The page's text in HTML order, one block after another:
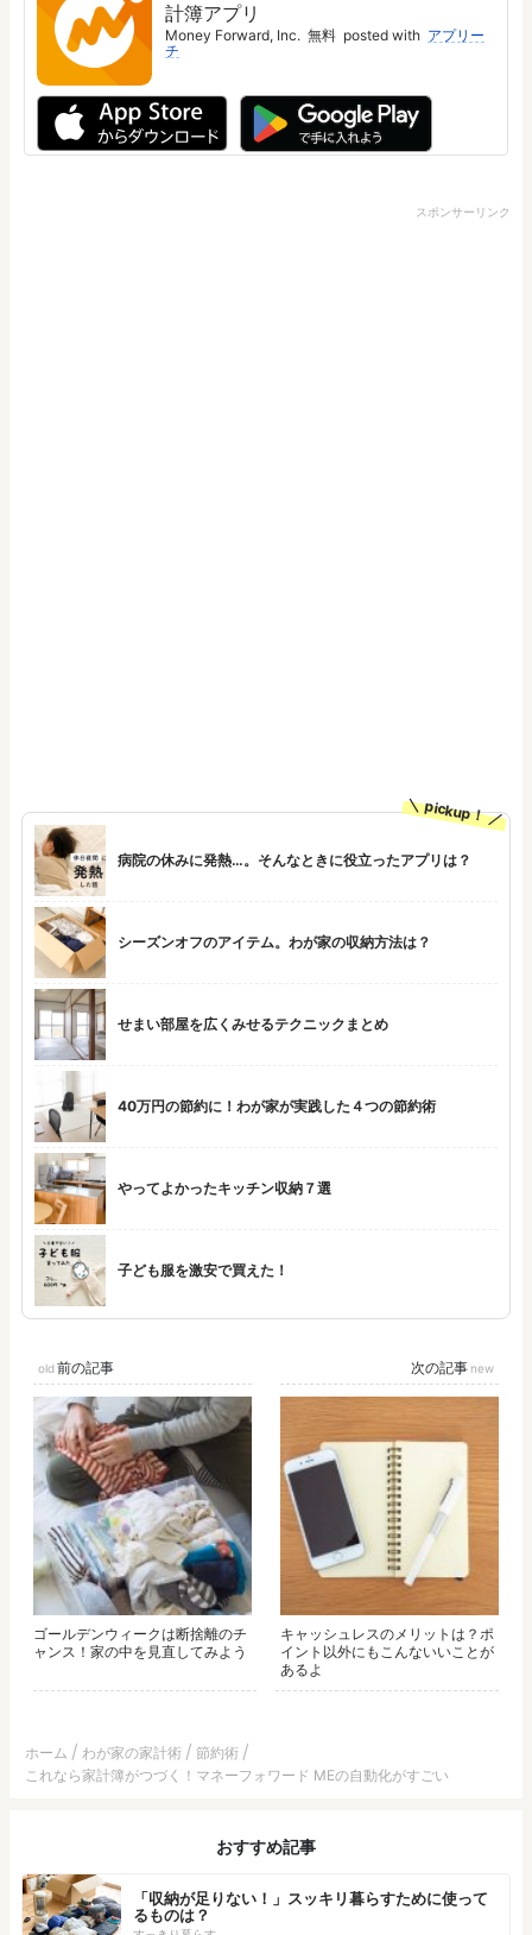
計簿アプリ
Money Forward, Inc. 無料 posted with アプリー
チ
スポンサーリンク
pickup！
病院の休みに発熱…。そんなときに役立ったアプリは？
シーズンオフのアイテム。わが家の収納方法は？
せまい部屋を広くみせるテクニックまとめ
40万円の節約に！わが家が実践した４つの節約術
やってよかったキッチン収納７選
子ども服を激安で買えた！
前の記事
ゴールデンウィークは断捨離のチ
ャンス！家の中を見直してみよう
次の記事
キャッシュレスのメリットは？ポ
イント以外にもこんないいことが
あるよ
ホーム わが家の家計術
節約術
これなら家計簿がつづく！マネーフォワード MEの自動化がすごい
おすすめ記事
「収納が足りない！」スッキリ暮らすために使って
るものは？